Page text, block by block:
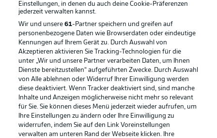
Rechtliche Hinweise Voreinstellungen verwalten
Datenschutz Nutzungsbedingungen
Einstellungen, in denen du auch deine Cookie-Präferenzen
jederzeit verwalten kannst.
Wir und unsere61-Partner speichern und greifen auf
personenbezogene Daten wie Browserdaten oder eindeutige
Kennungen auf Ihrem Gerät zu. Durch Auswahl von
Akzeptieren aktivieren Sie Tracking-Technologien für die
unter „Wir und unsere Partner verarbeiten Daten, um Ihnen
Dienste bereitzustellen“ aufgeführten Zwecke. Durch Auswahl
von Alle ablehnen oder Widerruf Ihrer Einwilligung werden
diese deaktiviert. Wenn Tracker deaktiviert sind, sind manche
Inhalte und Anzeigen möglicherweise nicht mehr so relevant
für Sie. Sie können dieses Menü jederzeit wieder aufrufen, um
Ihre Einstellungen zu ändern oder Ihre Einwilligung zu
widerrufen, indem Sie auf den Link Voreinstellungen
verwalten am unteren Rand der Webseite klicken. Ihre